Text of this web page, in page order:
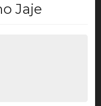
Jaje